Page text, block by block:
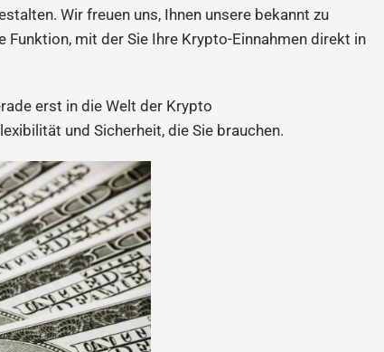
Wir freuen uns, Ihnen unsere bekannt zu
Funktion, mit der Sie Ihre Krypto-Einnahmen direkt in
erst in die Welt der Krypto
und Sicherheit, die Sie brauchen.